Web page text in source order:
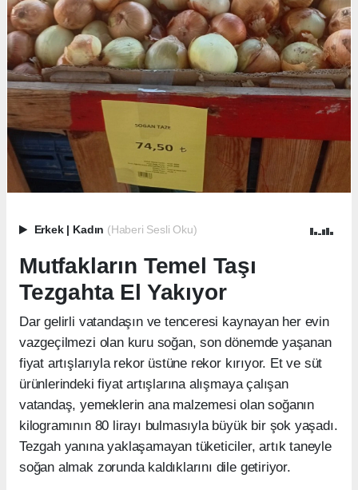
Erkek | Kadın (Haberi Sesli Oku)
Mutfakların Temel Taşı
Tezgahta El Yakıyor
Dar gelirli vatandaşın ve tenceresi kaynayan her evin
vazgeçilmezi olan kuru soğan, son dönemde yaşanan
fiyat artışlarıyla rekor üstüne rekor kırıyor. Et ve süt
ürünlerindeki fiyat artışlarına alışmaya çalışan
vatandaş, yemeklerin ana malzemesi olan soğanın
kilogramının 80 lirayı bulmasıyla büyük bir şok yaşadı.
Tezgah yanına yaklaşamayan tüketiciler, artık taneyle
soğan almak zorunda kaldıklarını dile getiriyor.